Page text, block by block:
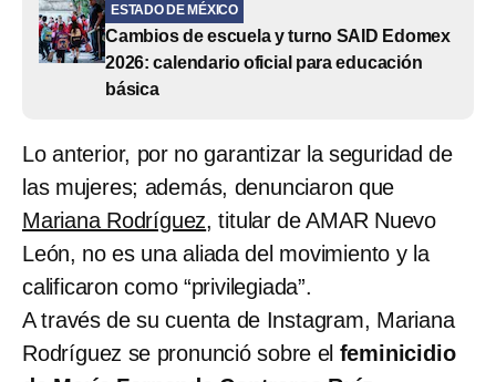
ESTADO DE MÉXICO
Cambios de escuela y turno SAID Edomex
2026: calendario oficial para educación
básica
Lo anterior, por no garantizar la seguridad de
las mujeres; además, denunciaron que
Mariana Rodríguez, titular de AMAR Nuevo
León, no es una aliada del movimiento y la
calificaron como “privilegiada”.
A través de su cuenta de Instagram, Mariana
Rodríguez se pronunció sobre el feminicidio